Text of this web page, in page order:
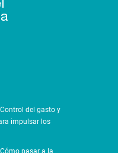
del gasto y
impulsar los
pasar a la